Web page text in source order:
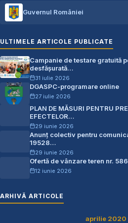
Guvernul României
ULTIMELE ARTICOLE PUBLICATE
Campanie de testare gratuită
desfășurată…
31 iulie 2026
DGASPC-programare online
27 iulie 2026
PLAN DE MĂSURI PENTRU
EFECTELOR…
29 iunie 2026
Anunț colectiv pentru
19528…
29 iunie 2026
Ofertă de vânzare teren nr.
12 iunie 2026
ARHIVĂ ARTICOLE
aprilie 2020